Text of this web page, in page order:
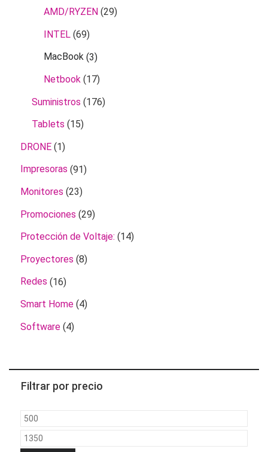
AMD/RYZEN (29)
INTEL (69)
MacBook (3)
Netbook (17)
Suministros (176)
Tablets (15)
DRONE (1)
Impresoras (91)
Monitores (23)
Promociones (29)
Protección de Voltaje: (14)
Proyectores (8)
Redes (16)
Smart Home (4)
Software (4)
Filtrar por precio
Precio
mínimo
Precio